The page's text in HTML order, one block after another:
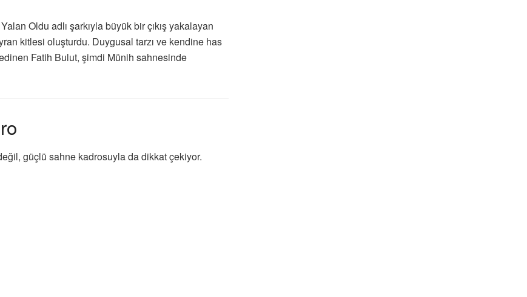
Oldu adlı şarkıyla büyük bir çıkış yakalayan
kitlesi oluşturdu. Duygusal tarzı ve kendine has
Fatih Bulut, şimdi Münih sahnesinde
güçlü sahne kadrosuyla da dikkat çekiyor.